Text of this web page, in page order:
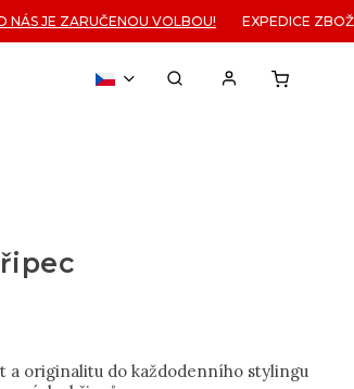
JE ZARUČENOU VOLBOU! EXPEDICE ZBOŽÍ
a originalitu do každodenního stylingu